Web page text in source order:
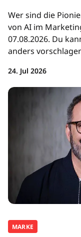
Wer sind die
von AI im
07.08.2026. Du
anders
24. Jul 2026
MARKE